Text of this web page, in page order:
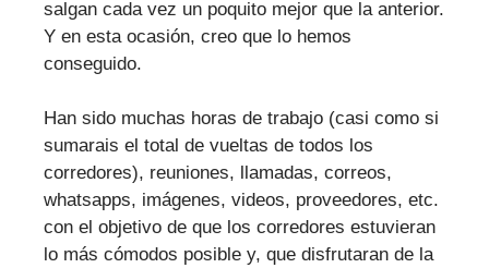
salgan cada vez un poquito mejor que la anterior.
Y en esta ocasión, creo que lo hemos
conseguido.
Han sido muchas horas de trabajo (casi como si
sumarais el total de vueltas de todos los
corredores), reuniones, llamadas, correos,
whatsapps, imágenes, videos, proveedores, etc.
con el objetivo de que los corredores estuvieran
lo más cómodos posible y, que disfrutaran de la